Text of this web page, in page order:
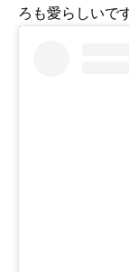
ろも愛らしいで